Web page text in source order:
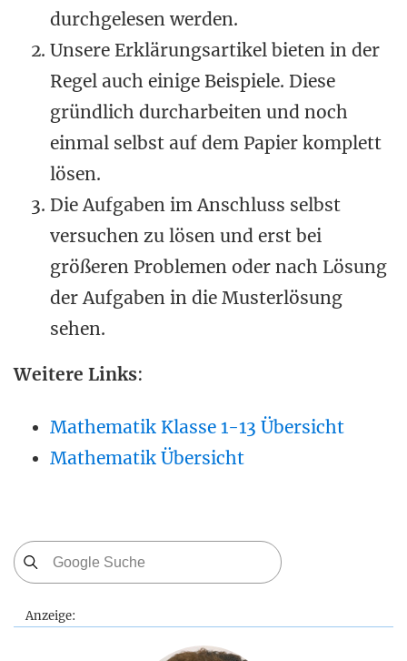
durchgelesen werden.
Unsere Erklärungsartikel bieten in der
Regel auch einige Beispiele. Diese
gründlich durcharbeiten und noch
einmal selbst auf dem Papier komplett
lösen.
Die Aufgaben im Anschluss selbst
versuchen zu lösen und erst bei
größeren Problemen oder nach Lösung
der Aufgaben in die Musterlösung
sehen.
Weitere Links:
Mathematik Klasse 1-13 Übersicht
Mathematik Übersicht
Anzeige: